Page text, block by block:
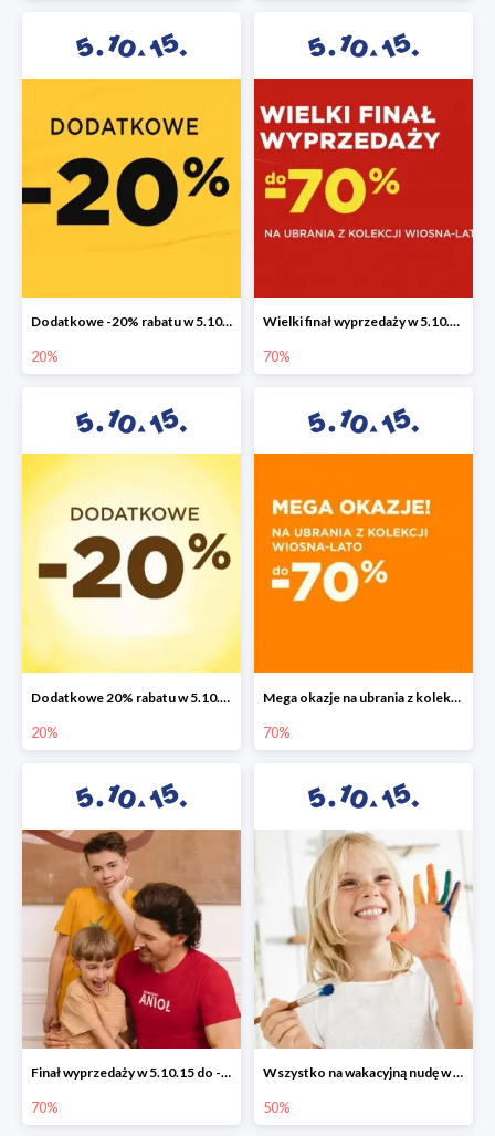
Dodatkowe -20% rabatu w 5.10.15
20%
Wielki finał wyprzedaży w 5.10.15 do -70%
70%
Dodatkowe 20% rabatu w 5.10.15
20%
Mega okazje na ubrania z kolekcji wiosna-lato do -70%
70%
Finał wyprzedaży w 5.10.15 do -70%
70%
Wszystko na wakacyjną nudę w 5.10.15 - gry i zabawki do -50%
50%